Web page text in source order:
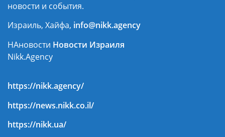
новости и события.
Израиль, Хайфа, info@nikk.agency
НАновости Новости Израиля
Nikk.Agency
https://nikk.agency/
https://news.nikk.co.il/
https://nikk.ua/